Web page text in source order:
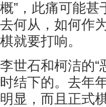
概”，此痛可能
去何从，如何作
棋就要打响。
李世石和柯洁的
时结下的。去年
明显，而且正式